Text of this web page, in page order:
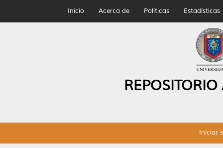
Inicio Acerca de Políticas Estadísticas
Iniciar